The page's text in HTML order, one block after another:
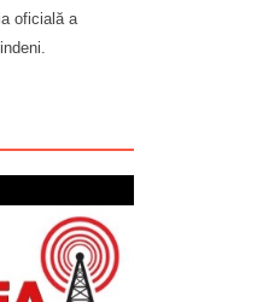
oficială a